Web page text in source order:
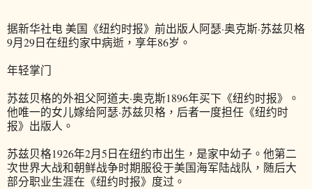
据新华社电 美国《纽约时报》前出版人阿瑟·奥克斯·苏兹贝格
9月29日在纽约家中病逝，享年86岁。
年轻掌门
苏兹贝格的外祖父阿道夫·奥克斯1896年买下《纽约时报》。
他唯一的女儿嫁给阿瑟·苏兹贝格，后者一度担任《纽约时
报》出版人。
苏兹贝格1926年2月5日在纽约市出生，是家中幼子。他第二
次世界大战和朝鲜战争时期服役于美国海军陆战队，随后大
部分职业生涯在《纽约时报》度过。